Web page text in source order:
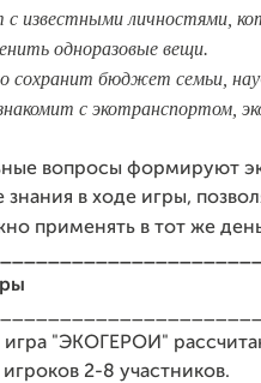
с известными личностями,
одноразовые вещи.
сохранит бюджет семьи,
с экотранспортом,
вопросы формируют
знания в ходе игры,
применять в тот же
игра "ЭКОГЕРОИ"
2-8 участников.